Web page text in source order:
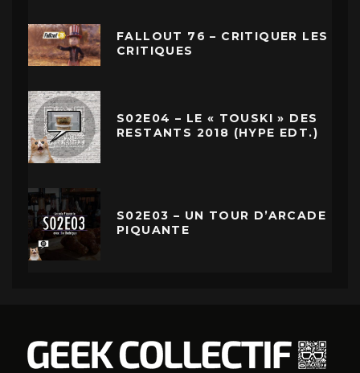
FALLOUT 76 – CRITIQUER LES
CRITIQUES
S02E04 – LE « TOUSKI » DES
RESTANTS 2018 (HYPE EDT.)
S02E03 – UN TOUR D’ARCADE
PIQUANTE